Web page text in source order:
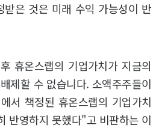
받은 것은 미래 수익 가능성이 반
휴온스랩의 기업가치가 지금의
제할 수 없습니다. 소액주주들이
서 책정된 휴온스랩의 기업가치
반영하지 못했다"고 비판하는 이